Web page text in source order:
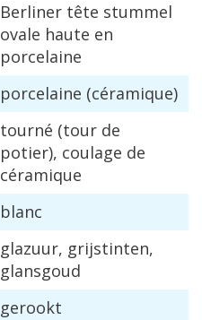
Berliner tête stummel
ovale haute en
porcelaine
porcelaine (céramique)
tourné (tour de
potier), coulage de
céramique
blanc
glazuur, grijstinten,
glansgoud
gerookt